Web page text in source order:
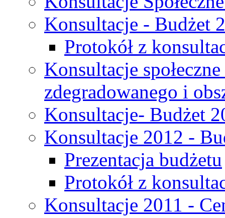
Konsultacje - Budżet
Protokół z
Konsultacje
zdegradowanego i
Konsultacje- Budżet
Konsultacje 2012 -
Prezentacja budżetu
Protokół z
Konsultacje 2011 -